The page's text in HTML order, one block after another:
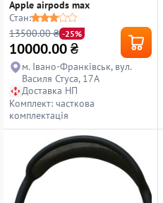
Apple airpods max
Стан:
13500.00 ₴ -25%
10000.00₴
м. Івано-Франківськ, вул.
Василя Стуса, 17А
Доставка НП
Комплект: часткова
комплектація